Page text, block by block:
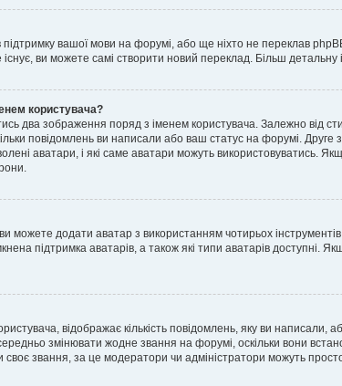
вашої мови на форумі, або ще ніхто не переклав
ви можете самі створити новий переклад. Більш
користувача?
два зображення поряд з іменем користувача. Залежно від
повідомлень ви написали або ваш статус на форумі.
аватари, і які саме аватари можуть використовуватись.
можете додати аватар з використанням чотирьох
підтримка аватарів, а також які типи аватарів
відображає кількість повідомлень, яку ви написали,
змінювати жодне звання на форумі, оскільки вони
звання, за це модератори чи адміністратори можуть